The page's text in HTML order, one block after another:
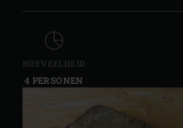
HOEVEELHEID
4 PERSONEN